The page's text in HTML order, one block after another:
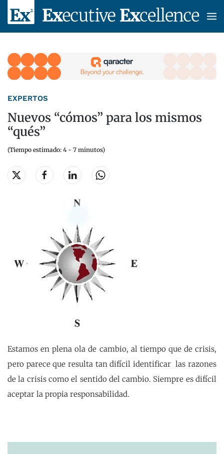
Skip to main content
EXPERTOS
Nuevos “cómos” para los mismos
“qués”
(Tiempo estimado: 4 - 7 minutos)
Estamos en plena ola de cambio, al tiempo que de crisis,
pero parece que resulta tan difícil identificar las razones
de la crisis como el sentido del cambio. Siempre es difícil
aceptar la propia responsabilidad.